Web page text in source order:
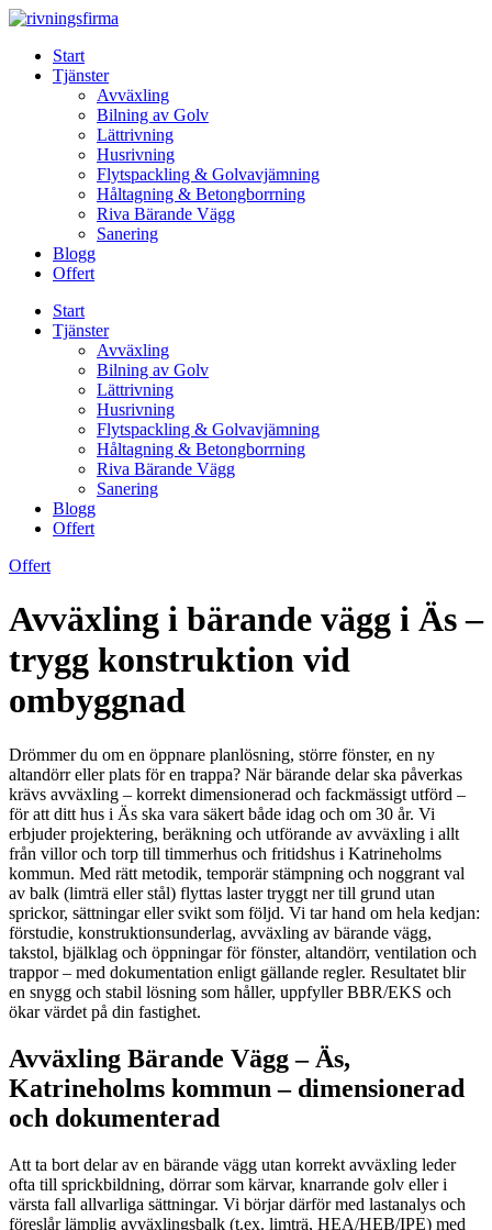
Skip
contentStart
Tjänster
Avväxling
Bilning av Golv
Lättrivning
Husrivning
Flytspackling & Golvavjämning
Håltagning & Betongborrning
Riva Bärande Vägg
Sanering
Blogg
Offert
Start
Tjänster
Avväxling
Bilning av Golv
Lättrivning
Husrivning
Flytspackling & Golvavjämning
Håltagning & Betongborrning
Riva Bärande Vägg
Sanering
Blogg
Offert
Offert
Avväxling i bärande vägg i Äs –
trygg konstruktion vid
ombyggnad
Drömmer du om en öppnare planlösning, större fönster, en ny
altandörr eller plats för en trappa? När bärande delar ska påverkas
krävs avväxling – korrekt dimensionerad och fackmässigt utförd –
för att ditt hus i Äs ska vara säkert både idag och om 30 år. Vi
erbjuder projektering, beräkning och utförande av avväxling i allt
från villor och torp till timmerhus och fritidshus i Katrineholms
kommun. Med rätt metodik, temporär stämpning och noggrant val
av balk (limträ eller stål) flyttas laster tryggt ner till grund utan
sprickor, sättningar eller svikt som följd. Vi tar hand om hela kedjan:
förstudie, konstruktionsunderlag, avväxling av bärande vägg,
takstol, bjälklag och öppningar för fönster, altandörr, ventilation och
trappor – med dokumentation enligt gällande regler. Resultatet blir
en snygg och stabil lösning som håller, uppfyller BBR/EKS och
ökar värdet på din fastighet.
Avväxling Bärande Vägg – Äs,
Katrineholms kommun – dimensionerad
och dokumenterad
Att ta bort delar av en bärande vägg utan korrekt avväxling leder
ofta till sprickbildning, dörrar som kärvar, knarrande golv eller i
värsta fall allvarliga sättningar. Vi börjar därför med lastanalys och
föreslår lämplig avväxlingsbalk (t.ex. limträ, HEA/HEB/IPE) med